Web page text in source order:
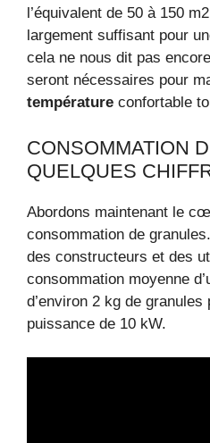
l’équivalent de 50 à 150
largement suffisant pour
cela ne nous dit pas
seront nécessaires pour
température confortable
CONSOMMATION
QUELQUES
Abordons maintenant le
consommation de
des constructeurs et des
consommation moyenne
d’environ 2 kg de granules
puissance de 10 kW.